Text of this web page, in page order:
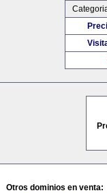
Otros dominios en venta: